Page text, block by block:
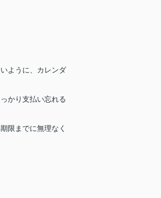
ように、カレンダ
かり支払い忘れる
限までに無理なく